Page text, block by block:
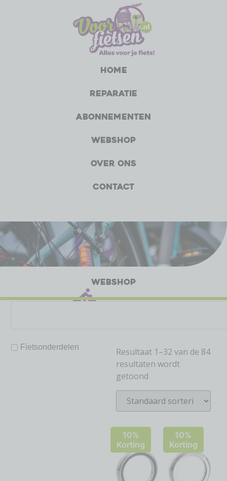
Home
Reparatie
Abonnementen
Webshop
Over ons
Contact
WEBSHOP
Fietsonderdelen
Resultaat 1–32 van de 84
resultaten wordt
getoond
10%
Korting
10%
Korting